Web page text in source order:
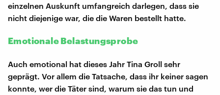
einzelnen Auskunft umfangreich darlegen, dass sie
nicht diejenige war, die die Waren bestellt hatte.
Emotionale Belastungsprobe
Auch emotional hat dieses Jahr Tina Groll sehr
geprägt. Vor allem die Tatsache, dass ihr keiner sagen
konnte, wer die Täter sind, warum sie das tun und